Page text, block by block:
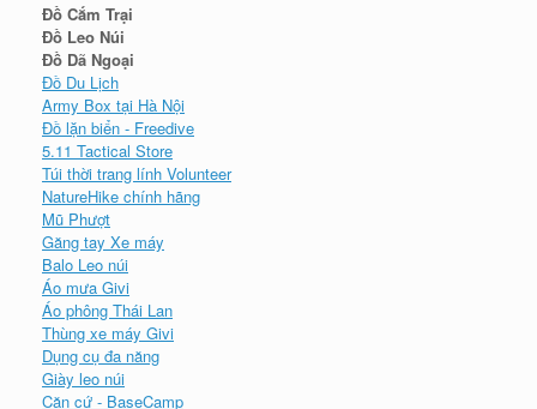
Đồ Cắm Trại
Đồ Leo Núi
Đồ Dã Ngoại
Đồ Du Lịch
Army Box tại Hà Nội
Đồ lặn biển - Freedive
5.11 Tactical Store
Túi thời trang lính Volunteer
NatureHike chính hãng
Mũ Phượt
Găng tay Xe máy
Balo Leo núi
Áo mưa Givi
Áo phông Thái Lan
Thùng xe máy Givi
Dụng cụ đa năng
Giày leo núi
Căn cứ - BaseCamp